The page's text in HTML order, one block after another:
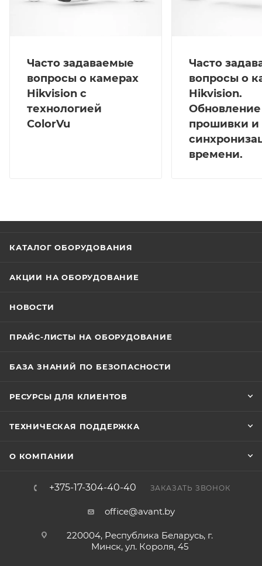
Часто задаваемые
вопросы о камерах
Hikvision с
технологией
ColorVu
Часто
вопросы о
Hikvision.
Обновление
прошивки и
времени.
КАТАЛОГ ОБОРУДОВАНИЯ
АКЦИИ НА ОБОРУДОВАНИЕ
НОВОСТИ
ПРАЙС-ЛИСТЫ НА ОБОРУДОВАНИЕ
БАЗА ЗНАНИЙ ПО БЕЗОПАСНОСТИ
РЕСУРСЫ ДЛЯ КЛИЕНТОВ
ТЕХНИЧЕСКАЯ ПОДДЕРЖКА
О КОМПАНИИ
+375-17-304-40-40 ЗАКАЗАТЬ ЗВОНОК
office@avant.by
220004, Республика Беларусь, г.
Минск, ул. Короля, 45